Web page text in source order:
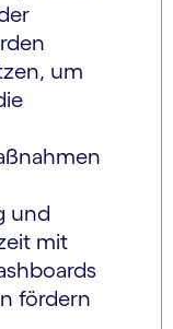
um
und
mit
fördern